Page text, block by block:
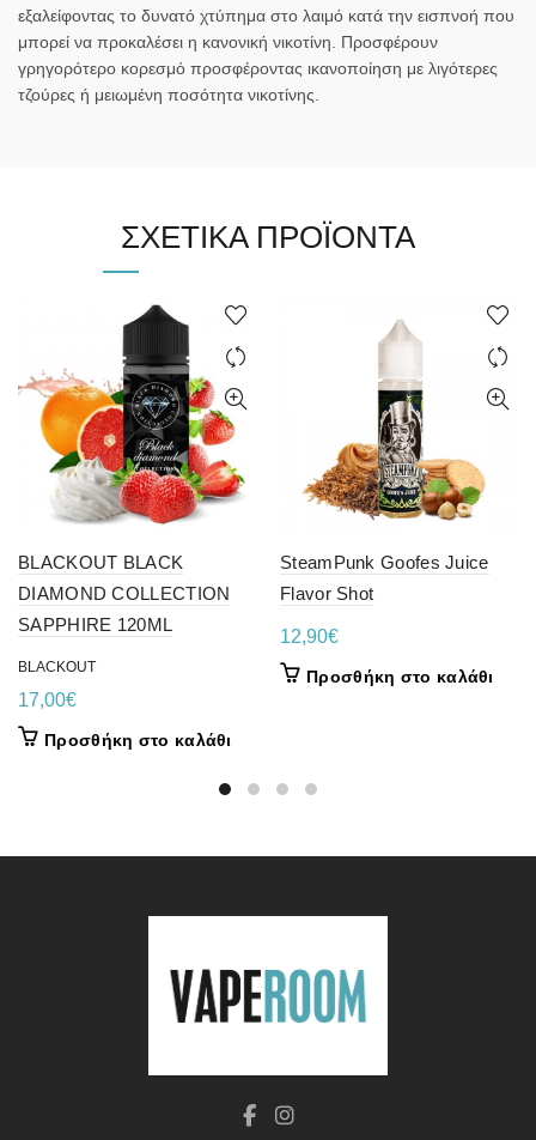
εξαλείφοντας το δυνατό χτύπημα στο λαιμό κατά την εισπνοή που
μπορεί να προκαλέσει η κανονική νικοτίνη. Προσφέρουν
γρηγορότερο κορεσμό προσφέροντας ικανοποίηση με λιγότερες
τζούρες ή μειωμένη ποσότητα νικοτίνης.
ΣΧΕΤΙΚΆ ΠΡΟΪΌΝΤΑ
BLACKOUT BLACK
DIAMOND COLLECTION
SAPPHIRE 120ML
BLACKOUT
17,00€
Προσθήκη στο καλάθι
SteamPunk Goofes Juice
Flavor Shot
12,90€
Προσθήκη στο καλάθι